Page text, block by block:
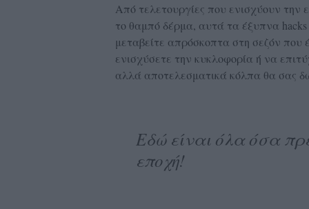
Από τελετουργίες που ενισχύουν
το θαμπό δέρμα, αυτά τα έξυπνα
μεταβείτε απρόσκοπτα στη σεζόν που
ενισχύσετε την κυκλοφορία ή να
αλλά αποτελεσματικά κόλπα θα σας
Εδώ είναι όλα όσα
εποχή!